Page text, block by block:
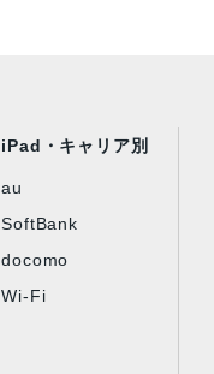
iPad・キャリア別
au
SoftBank
docomo
Wi-Fi